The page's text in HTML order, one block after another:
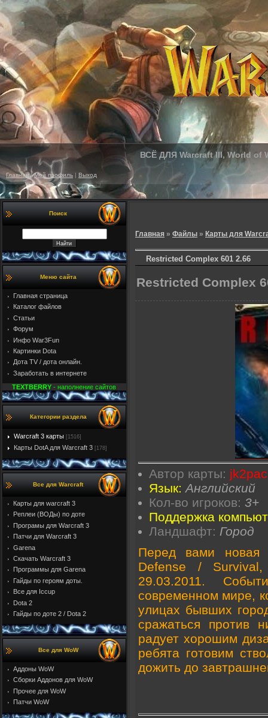
ВСЁ ДЛЯ Warcraft III, World of
Главная|Мой профиль | Выход
Поиск
Меню сайта
Главная страница
Каталог файлов
Статьи
Форум
Инфо War3Fun
Картинки Dota
Дота TV / дота онлайн.
Заработать в интернете
TEXTBERRY - наполнение сайтов
Категории раздела
Warcraft 3 карты [1516]
Карты DotA для Warcraft 3 [178]
Все для Warcraft
Карты для warcraft 3
Реплеи (ВОДы) по доте
Програмы для Warcraft 3
Патчи для Warcraft 3
Garena
Скачать Warcraft 3
Программы для Garena
Гайды по героям доты.
Все для Iccup
Dota 2
Гайды по доте 2 / Dota 2
Все для WoW
Аддоны WoW
Cборки Аддонов для WoW
Прочее для WoW
Патчи WoW
Главная » Файлы » Карты для
Restricted Complex 601 2.66
Restricted Complex
Автор карты:
Язык: Английский
Кол-во игроков: 3+
Поддержка
Ландшафт: Город
Перед вами новая
Defense /
29.03.2011.
современном мире,
улицах бывших
сражаться против
радует хорошим
ребята готовим
дожить до